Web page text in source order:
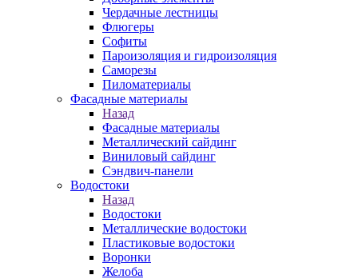
Чердачные лестницы
Флюгеры
Софиты
Пароизоляция и гидроизоляция
Саморезы
Пиломатериалы
Фасадные материалы
Назад
Фасадные материалы
Металлический сайдинг
Виниловый сайдинг
Сэндвич-панели
Водостоки
Назад
Водостоки
Металлические водостоки
Пластиковые водостоки
Воронки
Желоба